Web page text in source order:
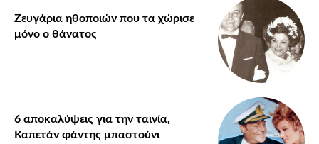
Ζευγάρια ηθοποιών που τα χώρισε
μόνο ο θάνατος
6 αποκαλύψεις για την ταινία,
Καπετάν φάντης μπαστούνι